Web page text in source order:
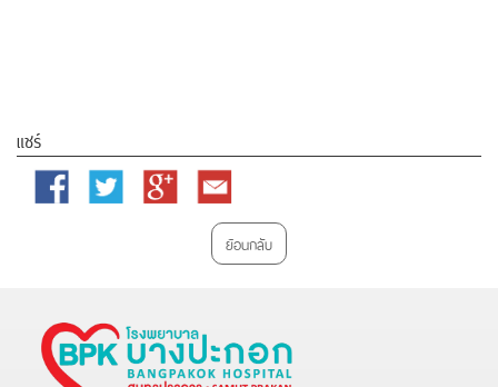
แชร์
Facebook Twitter
Google
Email
ย้อนกลับ